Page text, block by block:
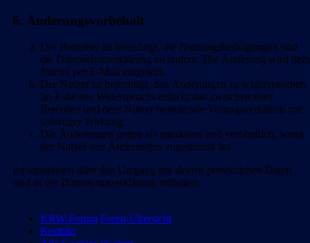
6. Änderungsvorbehalt
Der Betreiber ist berechtigt, die Nutzungsbedingungen und
die Datenschutzerklärung zu ändern. Die Änderung wird dem
Nutzer per E-Mail mitgeteilt.
Der Nutzer ist berechtigt, den Änderungen zu widersprechen.
Im Falle des Widerspruchs erlischt das zwischen dem
Betreiber und dem Nutzer bestehende Vertragsverhältnis mit
sofortiger Wirkung.
Die Änderungen gelten als anerkannt und verbindlich, wenn
der Nutzer den Änderungen zugestimmt hat.
Informationen über den Umgang mit deinen persönlichen Daten
sind in der Datenschutzerklärung enthalten.
KRW-Forum Foren-Übersicht
Kontakt